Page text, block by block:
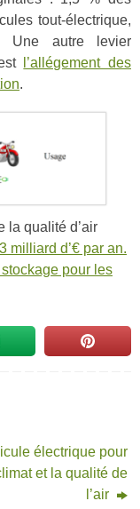
tout-électrique,
Une autre levier
l’allégement des
.
la qualité d’air
milliard d’€ par an.
pour les
électrique pour
et la qualité de
l’air